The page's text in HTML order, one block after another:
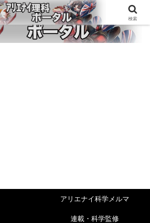
アリエナイ科学メルマ
連載・科学監修
検索